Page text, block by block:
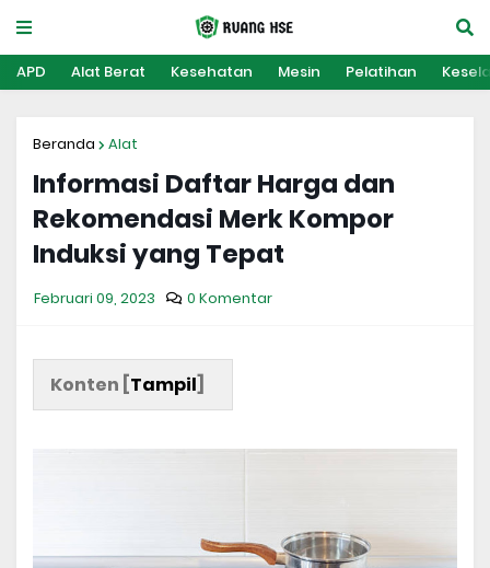
APD Alat Berat Kesehatan Mesin Pelatihan
Beranda Alat
Informasi Daftar Harga dan
Rekomendasi Merk Kompor
Induksi yang Tepat
Februari 09, 2023 0 Komentar
Konten [Tampil]